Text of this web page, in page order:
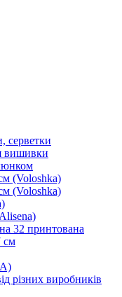
серветки
вишивки
(Voloshka)
(Voloshka)
32 принтована
см
різних виробників